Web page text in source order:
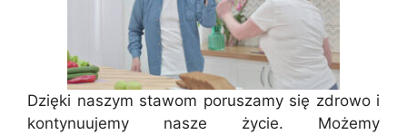
Dzięki naszym stawom poruszamy się zdrowo i
kontynuujemy nasze życie. Możemy